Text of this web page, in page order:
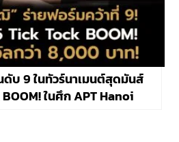
ดับ 9 ในทัวร์นาเมนต์สุดมันส์
ในศึก APT Hanoi